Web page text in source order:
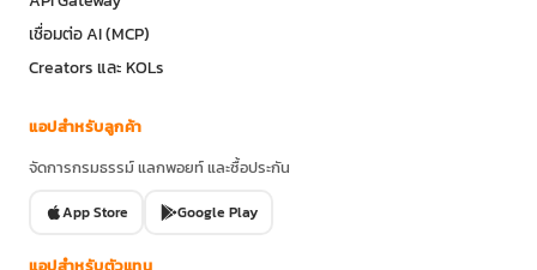
เชื่อมต่อ AI (MCP)
Creators และ KOLs
แอปสำหรับลูกค้า
จัดการกรมธรรม์ แลกพอยท์ และซื้อประกัน
App Store Google Play